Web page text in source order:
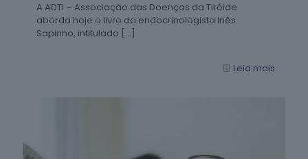
A ADTI – Associação das Doenças da Tiróide
aborda hoje o livro da endocrinologista Inês
Sapinho, intitulado […]
Leia mais